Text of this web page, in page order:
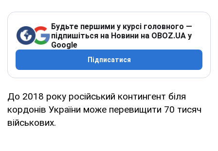
Будьте першими у курсі головного —
підпишіться на Новини на OBOZ.UA у
Google
Підписатися
До 2018 року російський контингент біля
кордонів України може перевищити 70 тисяч
військових.